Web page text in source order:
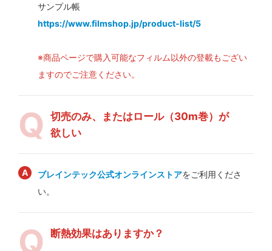
サンプル帳
https://www.filmshop.jp/product-list/5
※商品ページで購入可能なフィルム以外の登載もござい
ますのでご注意ください。
切売のみ、またはロール（30m巻）が
欲しい
ブレインテック公式オンラインストアをご利用くださ
い。
断熱効果はありますか？